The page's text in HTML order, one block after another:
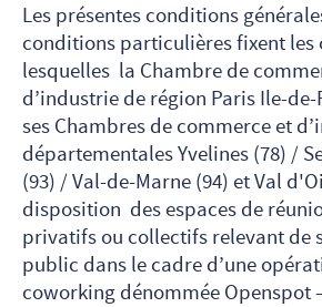
Les présentes conditions
conditions particulières fixent les
lesquelles la Chambre de
d’industrie de région Paris Ile-
ses Chambres de commerce et
départementales Yvelines (78) /
(93) / Val-de-Marne (94) et Val
disposition des espaces de
privatifs ou collectifs relevant de
public dans le cadre d’une
coworking dénommée Openspot